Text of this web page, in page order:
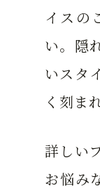
イスの
い。隠
いスタ
く刻ま
詳しい
お悩み